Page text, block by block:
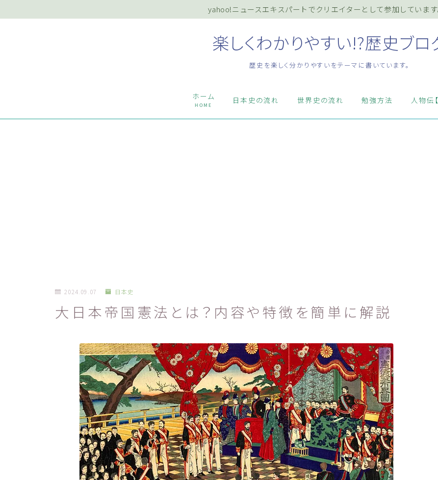
yahoo!ニュースエキスパートでクリエイターとして参加しています
楽しくわかりやすい!?歴史ブロ
歴史を楽しく分かりやすいをテーマに書いています。
ホーム
HOME
日本史の流れ 世界史の流れ 勉強方法 人物伝
ホーム
2024.09.07 日本史
大日本帝国憲法とは？内容や特徴を簡単に解説